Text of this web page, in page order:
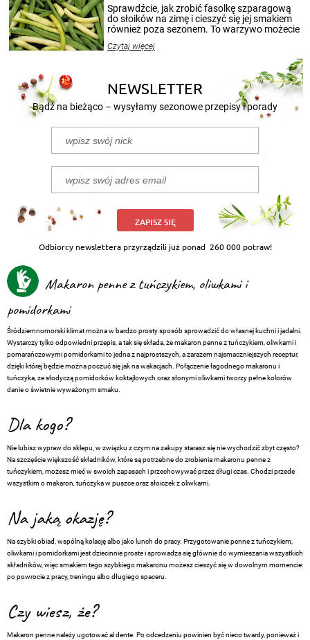
patenty, które pozwolą zachować świeżość
przetworów.
Sprawdźcie, jak zrobić fasolkę szparagową
do słoików na zimę i cieszyć się jej smakiem
również poza sezonem. To warzywo możecie
nasze propozycje!
Czytaj więcej
NEWSLETTER
Bądź na bieżąco – wysyłamy sezonowe przepisy i porady
ZAPISZ SIĘ
Odbiorcy newslettera przyrządzili już ponad 260 000 potraw!
Makaron penne z tuńczykiem, oliwkami i
pomidorkami
Śródziemnomorski klimat można w bardzo prosty sposób sprowadzić do własnej kuchni i jadalni.
Wystarczy tylko odpowiedni przepis, a tak się składa, że makaron penne z tuńczykiem, oliwkami i
pomarańczowymi pomidorkami to jedna z najprostszych, a zarazem najsmaczniejszych receptur,
dzięki której będzie można poczuć się jak na wakacjach. Połączenie łagodnego makaronu i
tuńczyka, ze słodyczą pomidorków koktajlowych oraz słonymi oliwkami tworzy pełne kolorów
danie o świetnie wyważonym smaku.
Dla kogo?
Nie lubisz wypraw do sklepu, w związku z czym na zakupy starasz się nie wychodzić zbyt często?
Na szczęście większość składników, które są potrzebne do zrobienia makaronu penne z
tuńczykiem, możesz mieć w swoich zapasach i przechowywać przez długi czas. Chodzi przede
wszystkim o makaron, tuńczyka w puszce oraz słoiczek z oliwkami.
Na jaką okazję?
Na szybki obiad, wspólną kolację albo jako lunch do pracy. Przygotowanie penne z tuńczykiem,
oliwkami i pomidorkami jest dziecinnie proste i sprowadza się głównie do wymieszania wszystkich
składników, więc smakiem tego szybkiego makaronu możesz cieszyć się w dowolnym momencie:
po powrocie z pracy, treningu albo długiego spaceru.
Czy wiesz, że?
Makaron penne należy ugotować al dente. Po odcedzeniu powinien być nieco twardy, ponieważ i